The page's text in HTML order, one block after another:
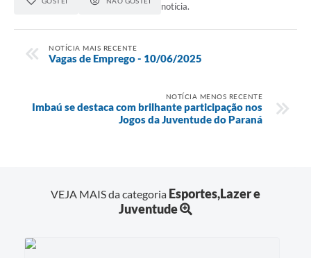
notícia.
NOTÍCIA MAIS RECENTE
Vagas de Emprego - 10/06/2025
NOTÍCIA MENOS RECENTE
Imbaú se destaca com brilhante participação nos
Jogos da Juventude do Paraná
VEJA MAIS da categoria Esportes,Lazer e
Juventude